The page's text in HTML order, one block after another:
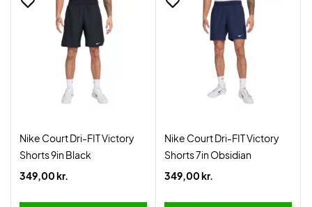
Nike Court Dri-FIT Victory
Shorts 9in Black
349,00 kr.
Nike Court Dri-FIT Victory
Shorts 7in Obsidian
349,00 kr.